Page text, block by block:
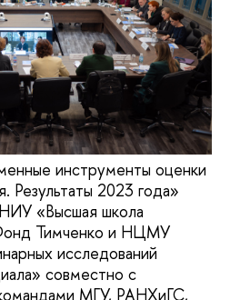
инструменты оценки
Результаты 2023 года»
«Высшая школа
Тимченко и НЦМУ
исследований
совместно с
МГУ, РАНХиГС,